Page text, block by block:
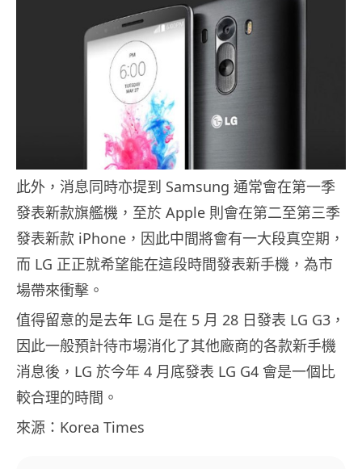
此外，消息同時亦提到 Samsung 通常會在第一季
發表新款旗艦機，至於 Apple 則會在第二至第三季
發表新款 iPhone，因此中間將會有一大段真空期，
而 LG 正正就希望能在這段時間發表新手機，為市
場帶來衝擊。
值得留意的是去年 LG 是在 5 月 28 日發表 LG G3，
因此一般預計待市場消化了其他廠商的各款新手機
消息後，LG 於今年 4 月底發表 LG G4 會是一個比
較合理的時間。
來源：Korea Times